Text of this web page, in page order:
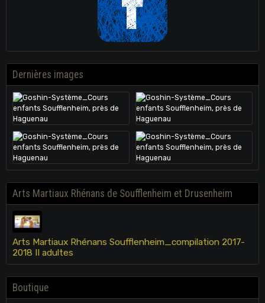
Dernières images
Arts Martiaux Rhénans de Soufflenheim et Drusenheim
Arts Martiaux Rhénans Soufflenheim_compilation 2017-
2018 II adultes
Boutique